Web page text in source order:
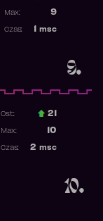
9.
9
Max:
msc
Czas:
10.
Ost.: 21
10
Max:
2 msc
Czas: